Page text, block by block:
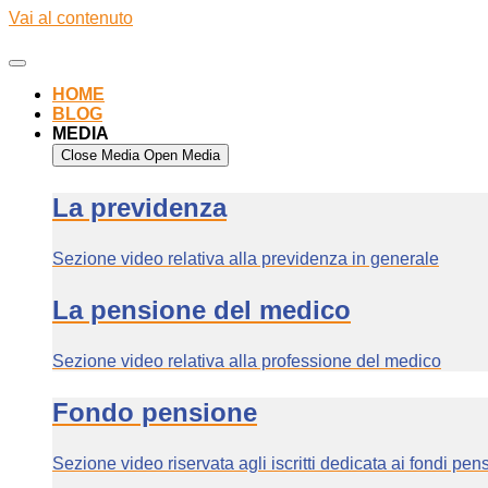
Vai al contenuto
HOME
BLOG
MEDIA
Close Media Open Media
La previdenza
Sezione video relativa alla previdenza in generale
La pensione del medico
Sezione video relativa alla professione del medico
Fondo pensione
Sezione video riservata agli iscritti dedicata ai fondi